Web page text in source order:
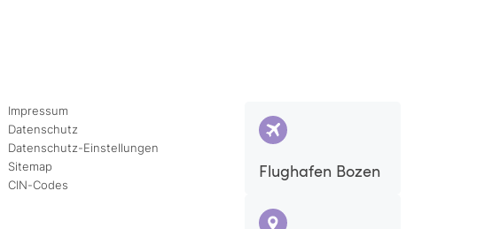
Impressum
Datenschutz
Datenschutz-Einstellungen
Sitemap
CIN-Codes
Flughafen Bozen